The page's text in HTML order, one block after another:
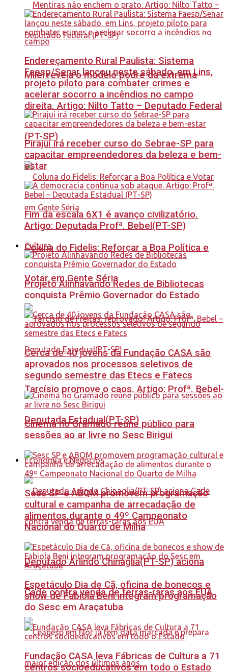
Milei revela o modelo podre da extrema
direita. Artigo: Nilto Tatto – Deputado Federal
(PT-SP)
Coluna do Fidelis: Reforçar a Boa Política e
Votar em Gente Séria
Tarcísio promove o caos. Artigo: Profª. Bebel-
Deputada Estadual(PT-SP)
Economia e Negócios
Deputado Arlindo Chinaglia(PT-SP) aciona
Cade contra venda de terras-raras aos EUA
Endereçamento Rural Paulista: Sistema
Faesp/Senar lançou neste sábado, em Lins,
projeto piloto para combater crimes e
acelerar socorro a incêndios no campo
Pirajuí irá receber curso do Sebrae-SP para
capacitar empreendedores da beleza e bem-
estar
Fim da escala 6X1 é avanço civilizatório.
Artigo: Deputada Profª. Bebel(PT-SP)
Cultura
Projeto Alinhavando Redes de Bibliotecas
conquista Prêmio Governador do Estado
Cerca de 40 jovens da Fundação CASA são
aprovados nos processos seletivos de
segundo semestre das Etecs e Fatecs
Cinema no Gramado reúne público para
sessões ao ar livre no Sesc Birigui
Sesc SP e ABQM promovem programação
cultural e campanha de arrecadação de
alimentos durante o 49º Campeonato
Nacional do Quarto de Milha
Espetáculo Dia de Cã, oficina de bonecos e
show de Fabiola Beni integram programação
do Sesc em Araçatuba
Fundação CASA leva Fábricas de Cultura a 71
centros socioeducativos em todo o Estado